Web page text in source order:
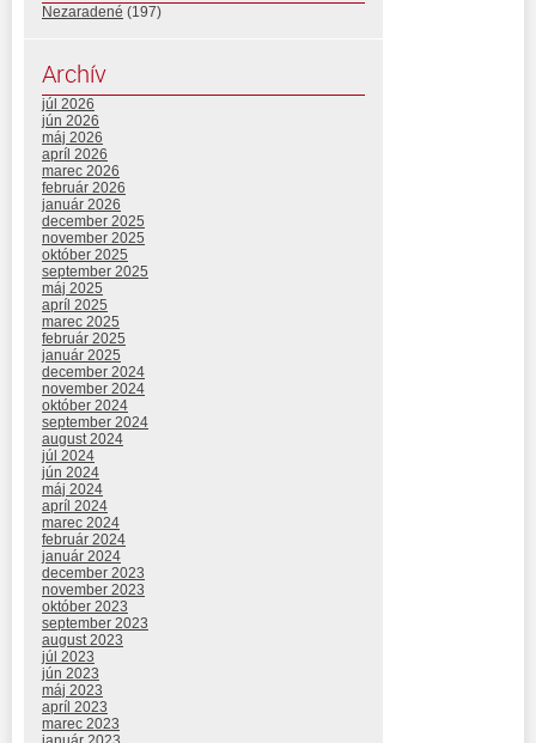
Nezaradené (197)
Archív
júl 2026
jún 2026
máj 2026
apríl 2026
marec 2026
február 2026
január 2026
december 2025
november 2025
október 2025
september 2025
máj 2025
apríl 2025
marec 2025
február 2025
január 2025
december 2024
november 2024
október 2024
september 2024
august 2024
júl 2024
jún 2024
máj 2024
apríl 2024
marec 2024
február 2024
január 2024
december 2023
november 2023
október 2023
september 2023
august 2023
júl 2023
jún 2023
máj 2023
apríl 2023
marec 2023